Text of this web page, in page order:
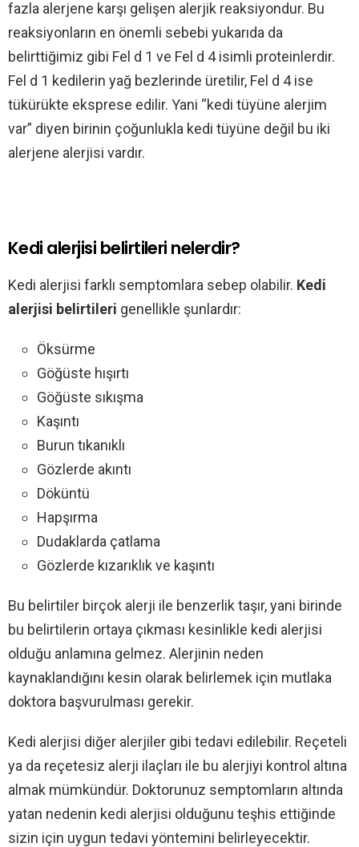
fazla alerjene karşı gelişen alerjik reaksiyondur. Bu
reaksiyonların en önemli sebebi yukarıda da
belirttiğimiz gibi Fel d 1 ve Fel d 4 isimli proteinlerdir.
Fel d 1 kedilerin yağ bezlerinde üretilir, Fel d 4 ise
tükürükte eksprese edilir. Yani “kedi tüyüne alerjim
var” diyen birinin çoğunlukla kedi tüyüne değil bu iki
alerjene alerjisi vardır.
Kedi alerjisi belirtileri nelerdir?
Kedi alerjisi farklı semptomlara sebep olabilir. Kedi
alerjisi belirtileri genellikle şunlardır:
Öksürme
Göğüste hışırtı
Göğüste sıkışma
Kaşıntı
Burun tıkanıklı
Gözlerde akıntı
Döküntü
Hapşırma
Dudaklarda çatlama
Gözlerde kızarıklık ve kaşıntı
Bu belirtiler birçok alerji ile benzerlik taşır, yani birinde
bu belirtilerin ortaya çıkması kesinlikle kedi alerjisi
olduğu anlamına gelmez. Alerjinin neden
kaynaklandığını kesin olarak belirlemek için mutlaka
doktora başvurulması gerekir.
Kedi alerjisi diğer alerjiler gibi tedavi edilebilir. Reçeteli
ya da reçetesiz alerji ilaçları ile bu alerjiyi kontrol altına
almak mümkündür. Doktorunuz semptomların altında
yatan nedenin kedi alerjisi olduğunu teşhis ettiğinde
sizin için uygun tedavi yöntemini belirleyecektir.